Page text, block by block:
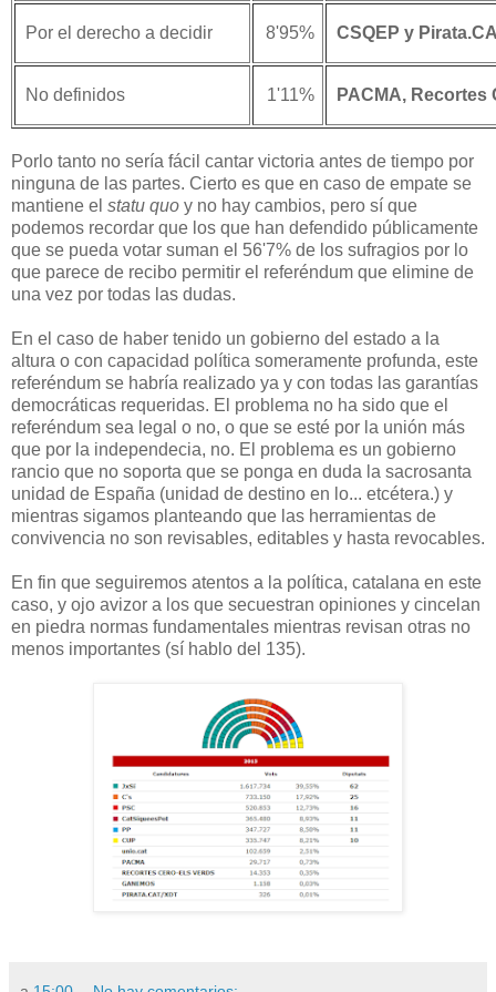
Por el derecho a decidir 8'95% CSQEP y
No definidos 1'11% PACMA, Recortes
Porlo tanto no sería fácil cantar victoria antes de tiempo por
ninguna de las partes. Cierto es que en caso de empate se
mantiene el statu quo y no hay cambios, pero sí que
podemos recordar que los que han defendido públicamente
que se pueda votar suman el 56'7% de los sufragios por lo
que parece de recibo permitir el referéndum que elimine de
una vez por todas las dudas.
En el caso de haber tenido un gobierno del estado a la
altura o con capacidad política someramente profunda, este
referéndum se habría realizado ya y con todas las garantías
democráticas requeridas. El problema no ha sido que el
referéndum sea legal o no, o que se esté por la unión más
que por la independecia, no. El problema es un gobierno
rancio que no soporta que se ponga en duda la sacrosanta
unidad de España (unidad de destino en lo... etcétera.) y
mientras sigamos planteando que las herramientas de
convivencia no son revisables, editables y hasta revocables.
En fin que seguiremos atentos a la política, catalana en este
caso, y ojo avizor a los que secuestran opiniones y cincelan
en piedra normas fundamentales mientras revisan otras no
menos importantes (sí hablo del 135).